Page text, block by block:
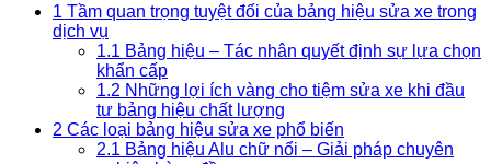
1 Tầm quan trọng tuyệt đối của bảng hiệu sửa xe trong
dịch vụ
1.1 Bảng hiệu – Tác nhân quyết định sự lựa chọn
khẩn cấp
1.2 Những lợi ích vàng cho tiệm sửa xe khi đầu
tư bảng hiệu chất lượng
2 Các loại bảng hiệu sửa xe phổ biến
2.1 Bảng hiệu Alu chữ nổi – Giải pháp chuyên